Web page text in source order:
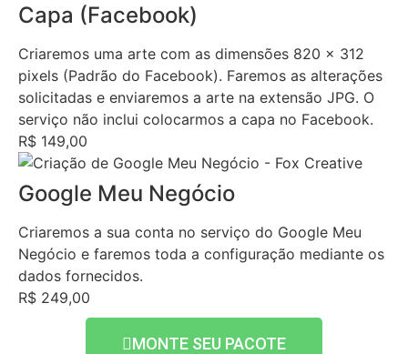
Capa (Facebook)
Criaremos uma arte com as dimensões 820 x 312
pixels (Padrão do Facebook). Faremos as alterações
solicitadas e enviaremos a arte na extensão JPG. O
serviço não inclui colocarmos a capa no Facebook.
R$ 149,00
Google Meu Negócio
Criaremos a sua conta no serviço do Google Meu
Negócio e faremos toda a configuração mediante os
dados fornecidos.
R$ 249,00
MONTE SEU PACOTE